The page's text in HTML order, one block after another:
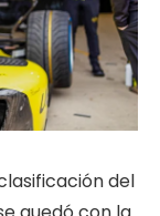
del